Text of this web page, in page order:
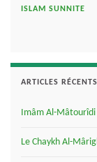
ISLAM SUNNITE
ARTICLES RÉCENTS
Imâm Al-
Le Chaykh Al-